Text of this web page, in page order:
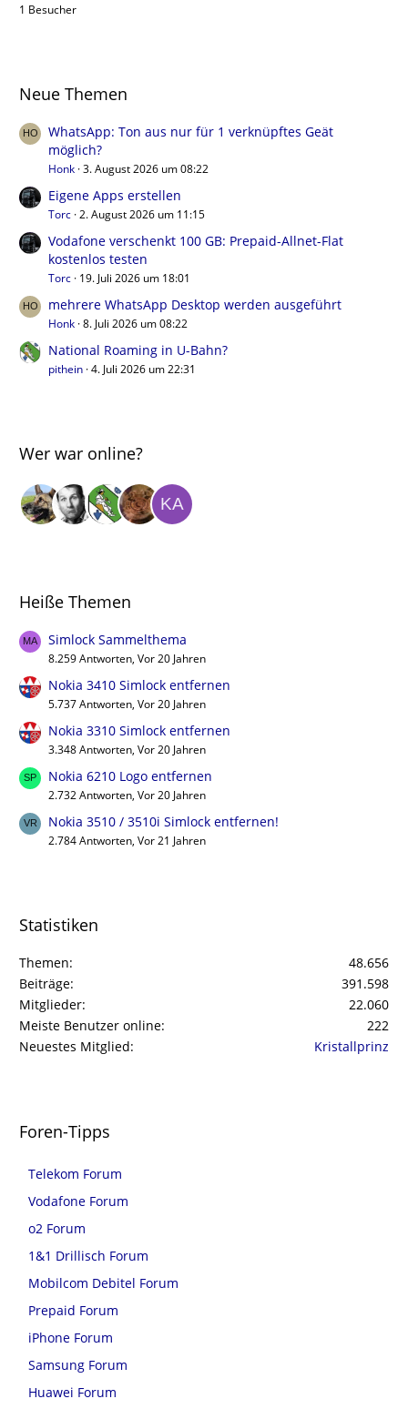
1 Besucher
Neue Themen
WhatsApp: Ton aus nur für 1 verknüpftes Geät
möglich?
Honk 3. August 2026 um 08:22
Eigene Apps erstellen
Torc 2. August 2026 um 11:15
Vodafone verschenkt 100 GB: Prepaid-Allnet-Flat
kostenlos testen
Torc 19. Juli 2026 um 18:01
mehrere WhatsApp Desktop werden ausgeführt
Honk 8. Juli 2026 um 08:22
National Roaming in U-Bahn?
pithein 4. Juli 2026 um 22:31
Wer war online?
Heiße Themen
Simlock Sammelthema
8.259 Antworten, Vor 20 Jahren
Nokia 3410 Simlock entfernen
5.737 Antworten, Vor 20 Jahren
Nokia 3310 Simlock entfernen
3.348 Antworten, Vor 20 Jahren
Nokia 6210 Logo entfernen
2.732 Antworten, Vor 20 Jahren
Nokia 3510 / 3510i Simlock entfernen!
2.784 Antworten, Vor 21 Jahren
Statistiken
Themen
48.656
Beiträge
391.598
Mitglieder
22.060
Meiste Benutzer online
222
Neuestes Mitglied
Kristallprinz
Foren-Tipps
Telekom Forum
Vodafone Forum
o2 Forum
1&1 Drillisch Forum
Mobilcom Debitel Forum
Prepaid Forum
iPhone Forum
Samsung Forum
Huawei Forum